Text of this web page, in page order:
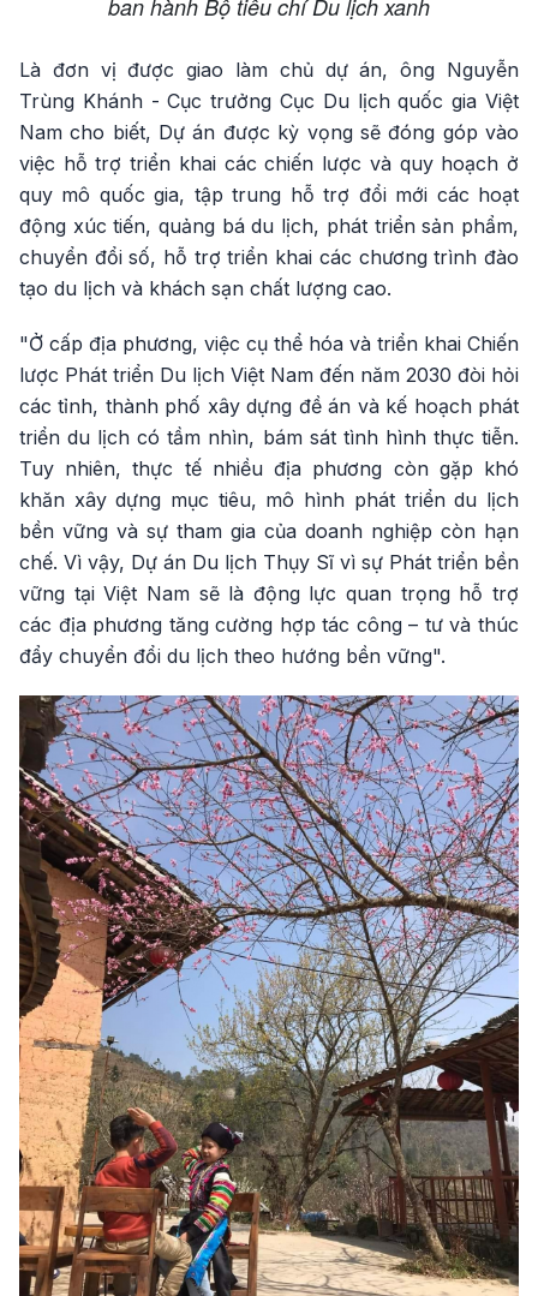
ban hành Bộ tiêu chí Du lịch xanh
Là đơn vị được giao làm chủ dự án, ông Nguyễn
Trùng Khánh - Cục trưởng Cục Du lịch quốc gia Việt
Nam cho biết, Dự án được kỳ vọng sẽ đóng góp vào
việc hỗ trợ triển khai các chiến lược và quy hoạch ở
quy mô quốc gia, tập trung hỗ trợ đổi mới các hoạt
động xúc tiến, quảng bá du lịch, phát triển sản phẩm,
chuyển đổi số, hỗ trợ triển khai các chương trình đào
tạo du lịch và khách sạn chất lượng cao.
"Ở cấp địa phương, việc cụ thể hóa và triển khai Chiến
lược Phát triển Du lịch Việt Nam đến năm 2030 đòi hỏi
các tỉnh, thành phố xây dựng đề án và kế hoạch phát
triển du lịch có tầm nhìn, bám sát tình hình thực tiễn.
Tuy nhiên, thực tế nhiều địa phương còn gặp khó
khăn xây dựng mục tiêu, mô hình phát triển du lịch
bền vững và sự tham gia của doanh nghiệp còn hạn
chế. Vì vậy, Dự án Du lịch Thụy Sĩ vì sự Phát triển bền
vững tại Việt Nam sẽ là động lực quan trọng hỗ trợ
các địa phương tăng cường hợp tác công – tư và thúc
đẩy chuyển đổi du lịch theo hướng bền vững".